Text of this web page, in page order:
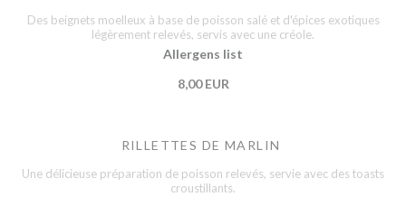
Des beignets moelleux à base de poisson salé et d'épices exotiques
légèrement relevés, servis avec une créole.
Allergens list
8,00 EUR
RILLETTES DE MARLIN
Une délicieuse préparation de poisson relevés, servie avec des toasts
croustillants.